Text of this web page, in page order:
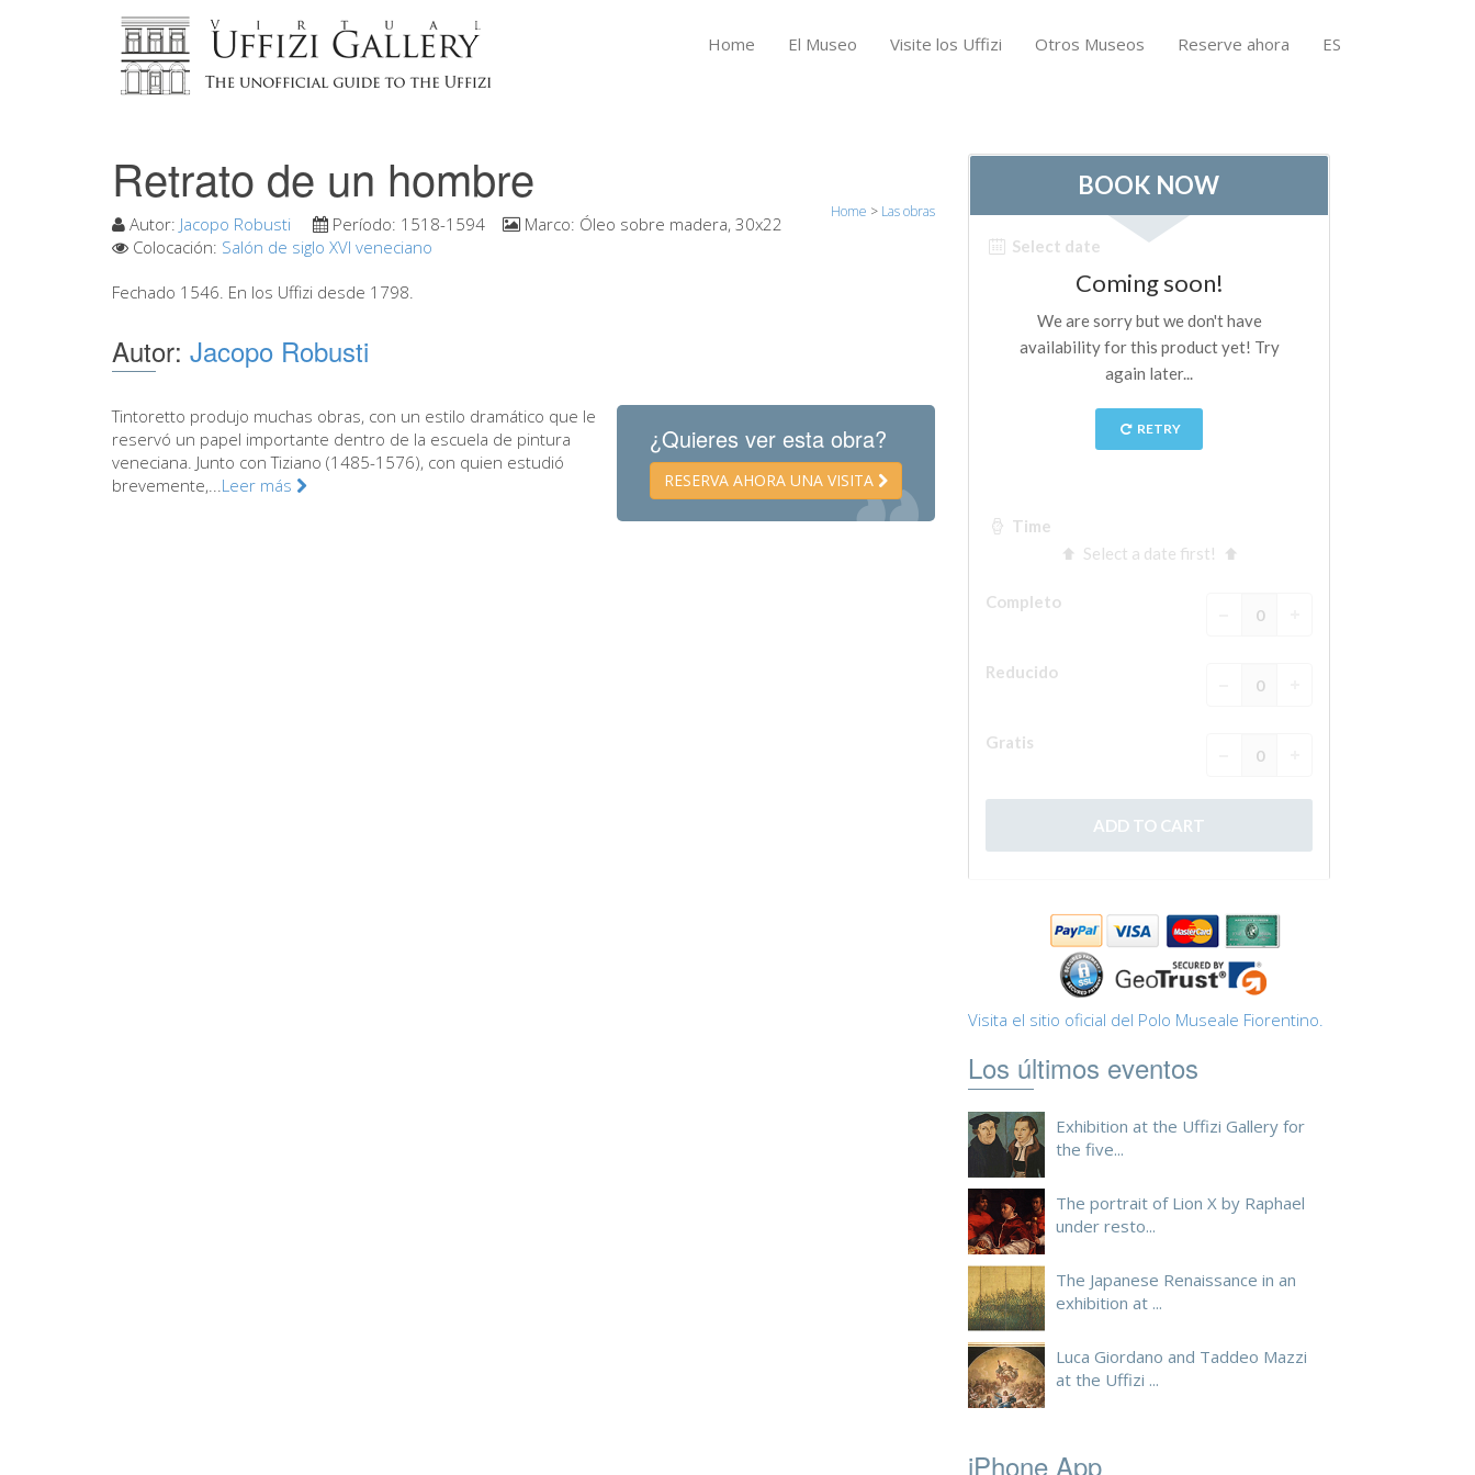
Home El Museo Visite los Uffizi Otros Museos Reserve ahora ES
Retrato de un hombre
Home > Las obras
Autor: Jacopo Robusti Período: 1518-1594 Marco: Óleo sobre madera, 30x22
Colocación: Salón de siglo XVI veneciano
Fechado 1546. En los Uffizi desde 1798.
Autor: Jacopo Robusti
¿Quieres ver esta obra?
RESERVA AHORA UNA VISITA
Tintoretto produjo muchas obras, con un estilo dramático que le
reservó un papel importante dentro de la escuela de pintura
veneciana. Junto con Tiziano (1485-1576), con quien estudió
brevemente,...Leer más
Visita el sitio oficial del Polo Museale Fiorentino.
Los últimos eventos
Exhibition at the Uffizi Gallery for
the five...
The portrait of Lion X by Raphael
under resto...
The Japanese Renaissance in an
exhibition at ...
Luca Giordano and Taddeo Mazzi
at the Uffizi ...
iPhone App